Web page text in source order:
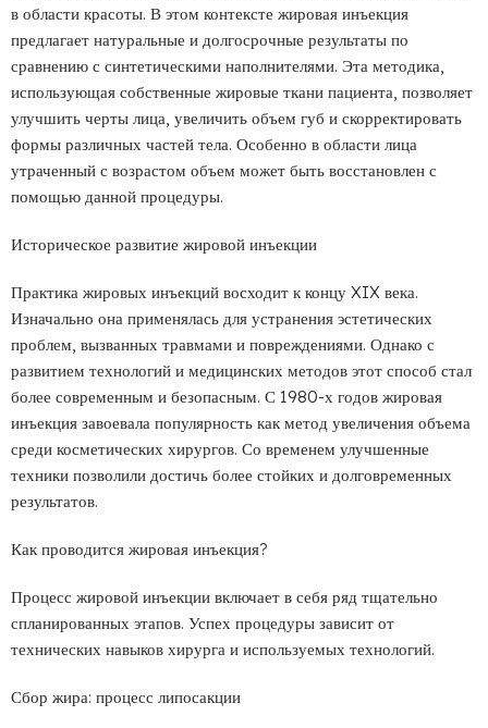
в области красоты. В этом контексте жировая инъекция
предлагает натуральные и долгосрочные результаты по
сравнению с синтетическими наполнителями. Эта методика,
использующая собственные жировые ткани пациента, позволяет
улучшить черты лица, увеличить объем губ и скорректировать
формы различных частей тела. Особенно в области лица
утраченный с возрастом объем может быть восстановлен с
помощью данной процедуры.
Историческое развитие жировой инъекции
Практика жировых инъекций восходит к концу XIX века.
Изначально она применялась для устранения эстетических
проблем, вызванных травмами и повреждениями. Однако с
развитием технологий и медицинских методов этот способ стал
более современным и безопасным. С 1980-х годов жировая
инъекция завоевала популярность как метод увеличения объема
среди косметических хирургов. Со временем улучшенные
техники позволили достичь более стойких и долговременных
результатов.
Как проводится жировая инъекция?
Процесс жировой инъекции включает в себя ряд тщательно
спланированных этапов. Успех процедуры зависит от
технических навыков хирурга и используемых технологий.
Сбор жира: процесс липосакции